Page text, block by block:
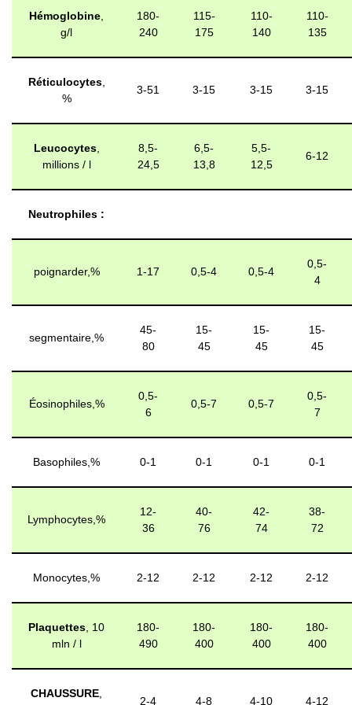
Hémoglobine,
g/l
180-
240
115-
175
110-
140
110-
135
Réticulocytes,
%
3-51 3-15 3-15 3-15
Leucocytes,
millions / l
8,5-
24,5
6,5-
13,8
5,5-
12,5
6-12
Neutrophiles :
poignarder,% 1-17 0,5-4 0,5-4
0,5-
4
segmentaire,%
45-
80
15-
45
15-
45
15-
45
Éosinophiles,%
0,5-
6
0,5-7 0,5-7
0,5-
7
Basophiles,% 0-1 0-1 0-1 0-1
Lymphocytes,%
12-
36
40-
76
42-
74
38-
72
Monocytes,% 2-12 2-12 2-12 2-12
Plaquettes, 10
mln / l
180-
490
180-
400
180-
400
180-
400
CHAUSSURE,
2-4 4-8 4-10 4-12